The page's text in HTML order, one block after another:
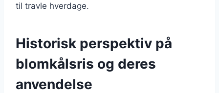
til travle hverdage.
Historisk perspektiv på
blomkålsris og deres
anvendelse